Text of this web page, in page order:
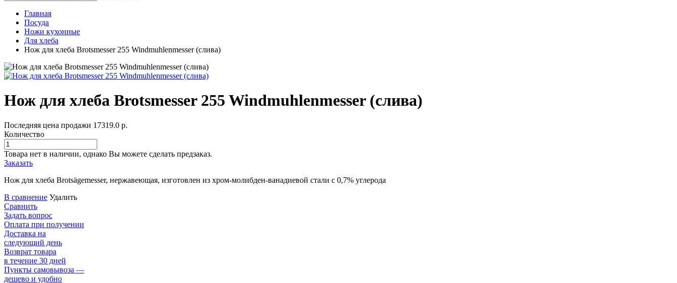
Главная
Посуда
Ножи кухонные
Для хлеба
Нож для хлеба Brotsmesser 255 Windmuhlenmesser (слива)
Нож для хлеба Brotsmesser 255 Windmuhlenmesser (слива)
Последняя цена продажи 17319.0 р.
Количество
Товара нет в наличии, однако Вы можете сделать предзаказ.
Заказать
Нож для хлеба Brotsägemesser, нержавеющая, изготовлен из хром-молибден-ванадиевой стали с 0,7% углерода
В сравнение Удалить
Сравнить
Задать вопрос
Оплата при получении
Доставка на
следующий день
Возврат товара
в течение 30 дней
Пункты самовывоза —
дешево и удобно